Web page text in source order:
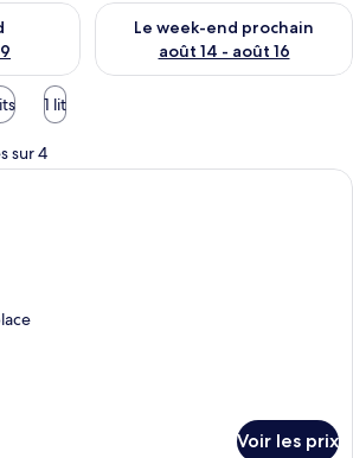
pour ce week-end août 7 - août 9
Le week-end prochain
août 14 - août 16
Vérifier la disponibilité pour
1 lit
sur 4
Une chambre d’hôtel avec un
Voir les prix